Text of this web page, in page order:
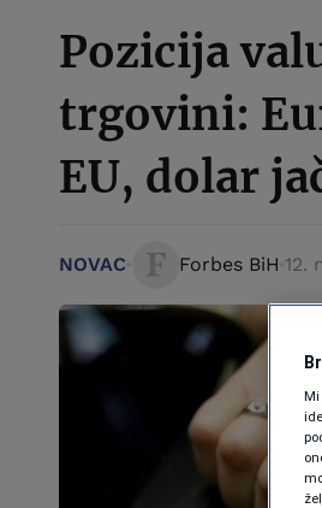
Pozicija
trgovini:
EU, dolar
NOVAC Forbes BiH 12.